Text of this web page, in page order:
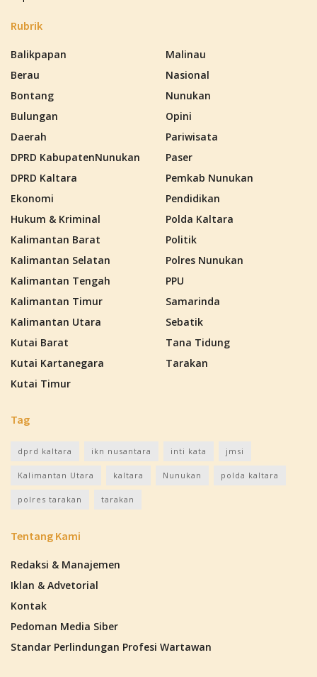
Rubrik
Balikpapan
Berau
Bontang
Bulungan
Daerah
DPRD KabupatenNunukan
DPRD Kaltara
Ekonomi
Hukum & Kriminal
Kalimantan Barat
Kalimantan Selatan
Kalimantan Tengah
Kalimantan Timur
Kalimantan Utara
Kutai Barat
Kutai Kartanegara
Kutai Timur
Malinau
Nasional
Nunukan
Opini
Pariwisata
Paser
Pemkab Nunukan
Pendidikan
Polda Kaltara
Politik
Polres Nunukan
PPU
Samarinda
Sebatik
Tana Tidung
Tarakan
Tag
dprd kaltara ikn nusantara inti kata jmsi
Kalimantan Utara kaltara Nunukan polda kaltara
polres tarakan tarakan
Tentang Kami
Redaksi & Manajemen
Iklan & Advetorial
Kontak
Pedoman Media Siber
Standar Perlindungan Profesi Wartawan